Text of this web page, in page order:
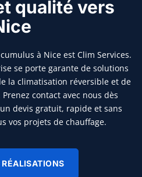
qualité vers
à Nice est Clim Services.
se porte garante de solutions
la climatisation réversible et de
contact avec nous dès
devis gratuit, rapide et sans
vos projets de chauffage.
RÉALISATIONS